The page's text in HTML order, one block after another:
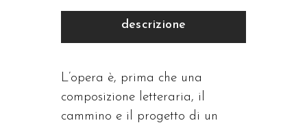
descrizione
L’opera è, prima che una
composizione letteraria, il
cammino e il progetto di un